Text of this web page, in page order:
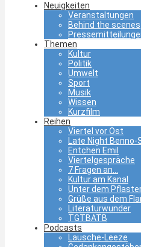
Neuigkeiten
Veranstaltungen
Behind the scenes
Themen
Kultur
Politik
Umwelt
Sport
Musik
Wissen
Kurzfilm
Reihen
Viertel vor Ost
Late Night Benno-
Entchen Emil
Viertelgespräche
7 Fragen an…
Kultur am Kanal
Unter dem
Grüße aus dem
Literaturwunder
TGTBATB
Podcasts
Lausche-Leeze